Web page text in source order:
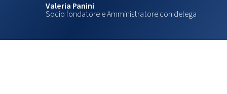
Valeria Panini
Socio fondatore e Amministratore con delega